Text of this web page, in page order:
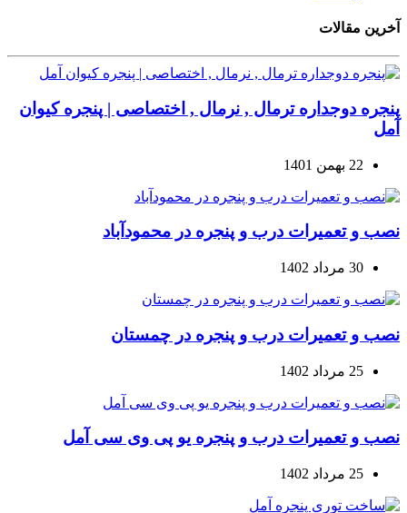
آخرین مقالات
پنجره دوجداره ترمال , نرمال , اختصاصی | پنجره کیوان
آمل
22 بهمن 1401
نصب و تعمیرات درب و پنجره در محمودآباد
30 مرداد 1402
نصب و تعمیرات درب و پنجره در چمستان
25 مرداد 1402
نصب و تعمیرات درب و پنجره یو پی وی سی آمل
25 مرداد 1402